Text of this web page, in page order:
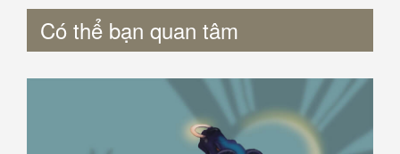
Có thể bạn quan tâm